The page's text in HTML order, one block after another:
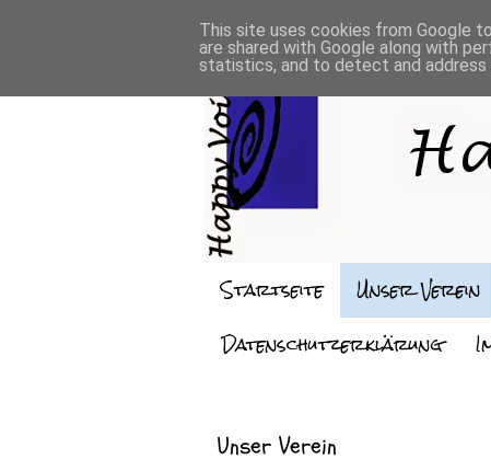
Startseite Unser Verein
Datenschutzerklärung
Unser Verein
This site uses cookies from Google
are shared with Google along with
statistics, and to detect and address